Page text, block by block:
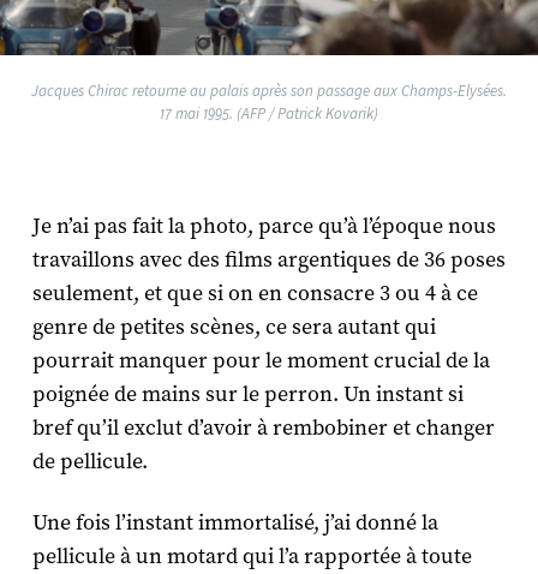
Jacques Chirac retourne au palais après son passage aux Champs-Elysées.
17 mai 1995. (AFP / Patrick Kovarik)
Je n’ai pas fait la photo, parce qu’à l’époque nous
travaillons avec des films argentiques de 36 poses
seulement, et que si on en consacre 3 ou 4 à ce
genre de petites scènes, ce sera autant qui
pourrait manquer pour le moment crucial de la
poignée de mains sur le perron. Un instant si
bref qu’il exclut d’avoir à rembobiner et changer
de pellicule.
Une fois l’instant immortalisé, j’ai donné la
pellicule à un motard qui l’a rapportée à toute